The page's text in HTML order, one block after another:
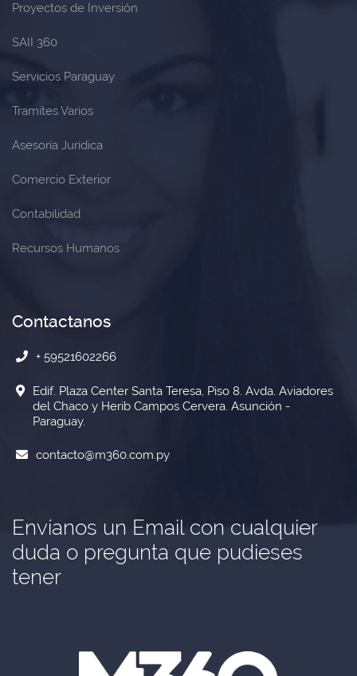
Proyectos de Inversión
SAII 360
Servicios Paraguay
Tramites Varios
Asesoría Jurídica
Comercio Exterior
Contabilidad
Recursos Humanos
Contactanos
+ 59521602266
Edif. Plaza Center Santa Teresa, Piso 8. Avda. Aviadores
del Chaco y Herib Campos Cervera. Asunción -
Paraguay.
contacto@m360.com.py
Envíanos un Email con cualquier
duda o pregunta que pudieses
tener